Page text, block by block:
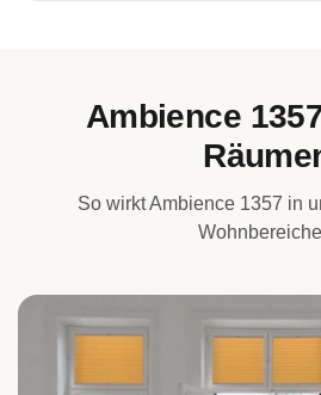
Ambience
So wirkt Ambience 1357 in